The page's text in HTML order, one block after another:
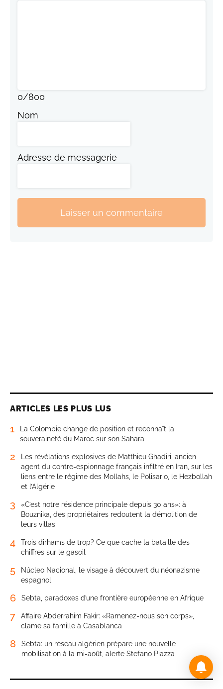
0/800
Nom
Adresse de messagerie
Laisser un commentaire
ARTICLES LES PLUS LUS
1
La Colombie change de position et reconnaît la
souveraineté du Maroc sur son Sahara
2
Les révélations explosives de Matthieu Ghadiri, ancien
agent du contre-espionnage français infiltré en Iran, sur les
liens entre le régime des Mollahs, le Polisario, le Hezbollah
et l’Algérie
3
«C’est notre résidence principale depuis 30 ans»: à
Bouznika, des propriétaires redoutent la démolition de
leurs villas
4
Trois dirhams de trop? Ce que cache la bataille des
chiffres sur le gasoil
5
Núcleo Nacional, le visage à découvert du néonazisme
espagnol
6 Sebta, paradoxes d’une frontière européenne en Afrique
7
Affaire Abderrahim Fakir: «Ramenez-nous son corps»,
clame sa famille à Casablanca
8
Sebta: un réseau algérien prépare une nouvelle
mobilisation à la mi-août, alerte Stefano Piazza